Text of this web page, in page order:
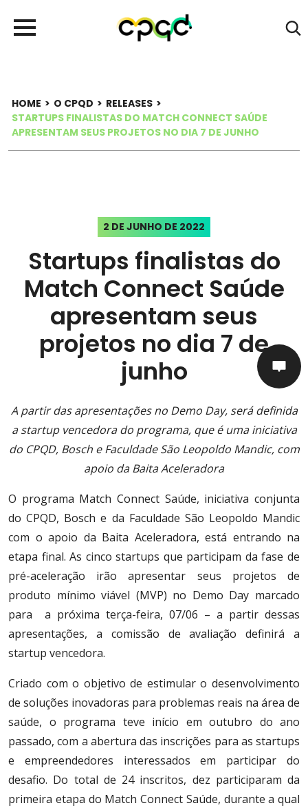
HOME > O CPQD > RELEASES >
STARTUPS FINALISTAS DO MATCH CONNECT SAÚDE
APRESENTAM SEUS PROJETOS NO DIA 7 DE JUNHO
2 DE JUNHO DE 2022
Startups finalistas do
Match Connect Saúde
apresentam seus
projetos no dia 7 de
junho
A partir das apresentações no Demo Day, será definida
a startup vencedora do programa, que é uma iniciativa
do CPQD, Bosch e Faculdade São Leopoldo Mandic, com
apoio da Baita Aceleradora
O programa Match Connect Saúde, iniciativa conjunta
do CPQD, Bosch e da Faculdade São Leopoldo Mandic
com o apoio da Baita Aceleradora, está entrando na
etapa final. As cinco startups que participam da fase de
pré-aceleração irão apresentar seus projetos de
produto mínimo viável (MVP) no Demo Day marcado
para a próxima terça-feira, 07/06 – a partir dessas
apresentações, a comissão de avaliação definirá a
startup vencedora.
Criado com o objetivo de estimular o desenvolvimento
de soluções inovadoras para problemas reais na área de
saúde, o programa teve início em outubro do ano
passado, com a abertura das inscrições para as startups
e empreendedores interessados em participar do
desafio. Do total de 24 inscritos, dez participaram da
primeira etapa do Match Connect Saúde, durante a qual